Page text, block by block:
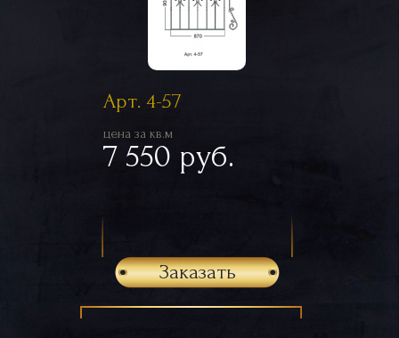
Арт. 4-57
цена за кв.м
7 550 руб.
Заказать